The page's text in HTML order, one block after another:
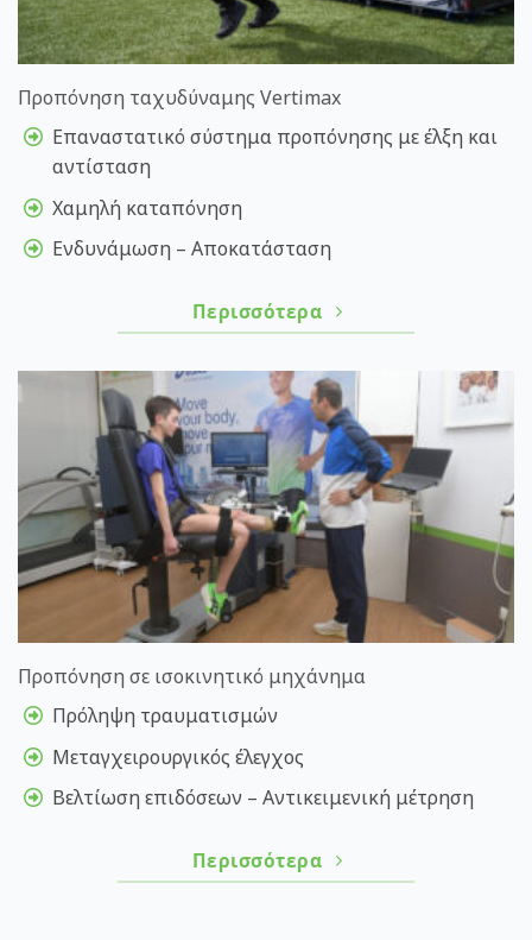
Προπόνηση ταχυδύναμης Vertimax
Eπαναστατικό σύστημα προπόνησης με έλξη και
αντίσταση
Χαμηλή καταπόνηση
Ενδυνάμωση – Αποκατάσταση
Περισσότερα
Προπόνηση σε ισοκινητικό μηχάνημα
Πρόληψη τραυματισμών
Μεταγχειρουργικός έλεγχος
Βελτίωση επιδόσεων – Αντικειμενική μέτρηση
Περισσότερα